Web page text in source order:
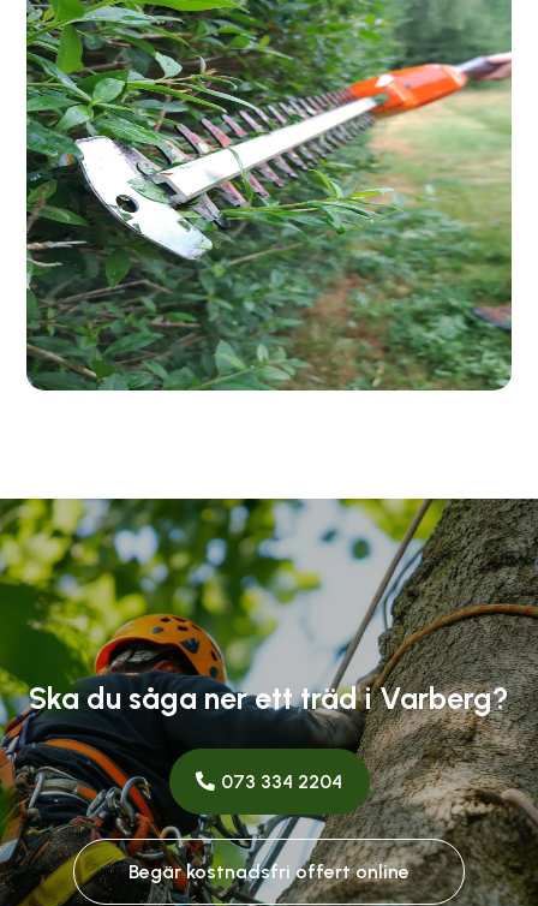
Ska du såga ner ett träd i Varberg?
073 334 2204
Begär kostnadsfri offert online